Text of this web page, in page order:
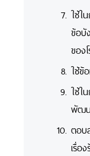
ใช้ใ
ข้อบั
ของ
ใช้ข้
ใช้ใ
พัฒน
ตอบ
เรื่อ